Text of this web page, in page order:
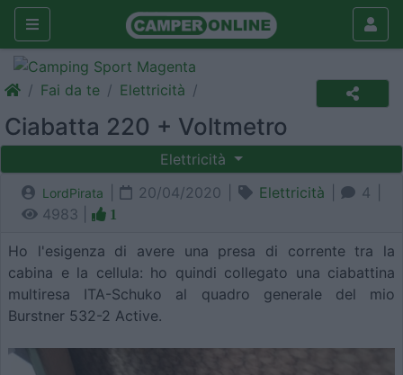
Fai da te Elettricità
Ciabatta 220 + Voltmetro
Elettricità
LordPirata | 20/04/2020 | Elettricità |
4 |
4983 |
1
Ho l'esigenza di avere una presa di corrente tra la
cabina e la cellula: ho quindi collegato una ciabattina
multiresa ITA-Schuko al quadro generale del mio
Burstner 532-2 Active.